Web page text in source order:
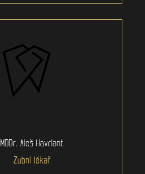
MDDr. Aleš Havrlant
Zubní lékař